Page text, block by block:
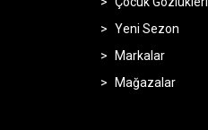
Yeni Sezon
Markalar
Mağazalar